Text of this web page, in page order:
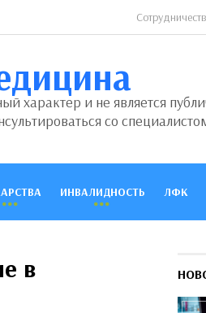
характер и не является
со
ИНВАЛИДНОСТЬ ЛФК
в